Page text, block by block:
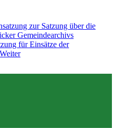
zur Satzung über die
Gemeindearchivs
für Einsätze der
Weiter